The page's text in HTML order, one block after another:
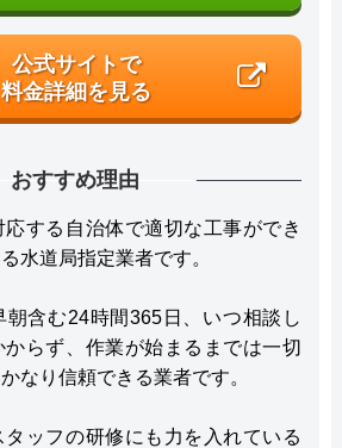
公式サイトで
料金詳細を見る
おすすめ理由
する自治体で適切な工事ができ
水道局指定業者です。
朝含む24時間365日、いつ相談し
らず、作業が始まるまでは一切
なり信頼できる業者です。
ッフの研修にも力を入れている